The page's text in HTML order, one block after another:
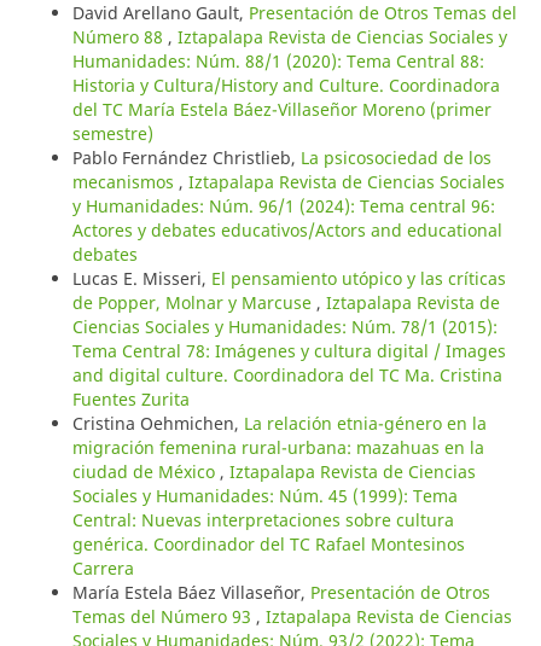
David Arellano Gault, Presentación de Otros Temas del
Número 88 , Iztapalapa Revista de Ciencias Sociales y
Humanidades: Núm. 88/1 (2020): Tema Central 88:
Historia y Cultura/History and Culture. Coordinadora
del TC María Estela Báez-Villaseñor Moreno (primer
semestre)
Pablo Fernández Christlieb, La psicosociedad de los
mecanismos , Iztapalapa Revista de Ciencias Sociales
y Humanidades: Núm. 96/1 (2024): Tema central 96:
Actores y debates educativos/Actors and educational
debates
Lucas E. Misseri, El pensamiento utópico y las críticas
de Popper, Molnar y Marcuse , Iztapalapa Revista de
Ciencias Sociales y Humanidades: Núm. 78/1 (2015):
Tema Central 78: Imágenes y cultura digital / Images
and digital culture. Coordinadora del TC Ma. Cristina
Fuentes Zurita
Cristina Oehmichen, La relación etnia-género en la
migración femenina rural-urbana: mazahuas en la
ciudad de México , Iztapalapa Revista de Ciencias
Sociales y Humanidades: Núm. 45 (1999): Tema
Central: Nuevas interpretaciones sobre cultura
genérica. Coordinador del TC Rafael Montesinos
Carrera
María Estela Báez Villaseñor, Presentación de Otros
Temas del Número 93 , Iztapalapa Revista de Ciencias
Sociales y Humanidades: Núm. 93/2 (2022): Tema